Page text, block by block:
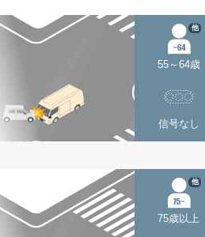
55～64歳
他
信号なし
75歳以上
他